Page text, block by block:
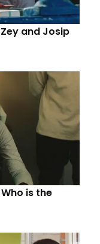
and Josip
is the